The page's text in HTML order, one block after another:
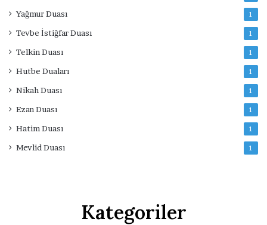
Yağmur Duası 1
Tevbe İstiğfar Duası 1
Telkin Duası 1
Hutbe Duaları 1
Nikah Duası 1
Ezan Duası 1
Hatim Duası 1
Mevlid Duası 1
Kategoriler